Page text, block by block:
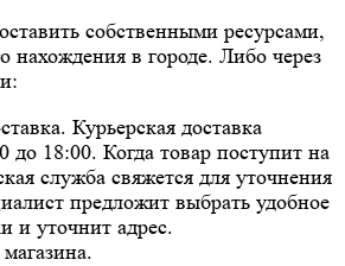
собственными ресурсами,
нахождения в городе. Либо через
Курьерская доставка
до 18:00. Когда товар поступит на
служба свяжется для уточнения
предложит выбрать удобное
и уточнит адрес.